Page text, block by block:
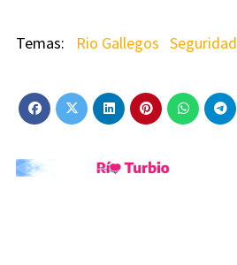
Rio Gallegos Seguridad